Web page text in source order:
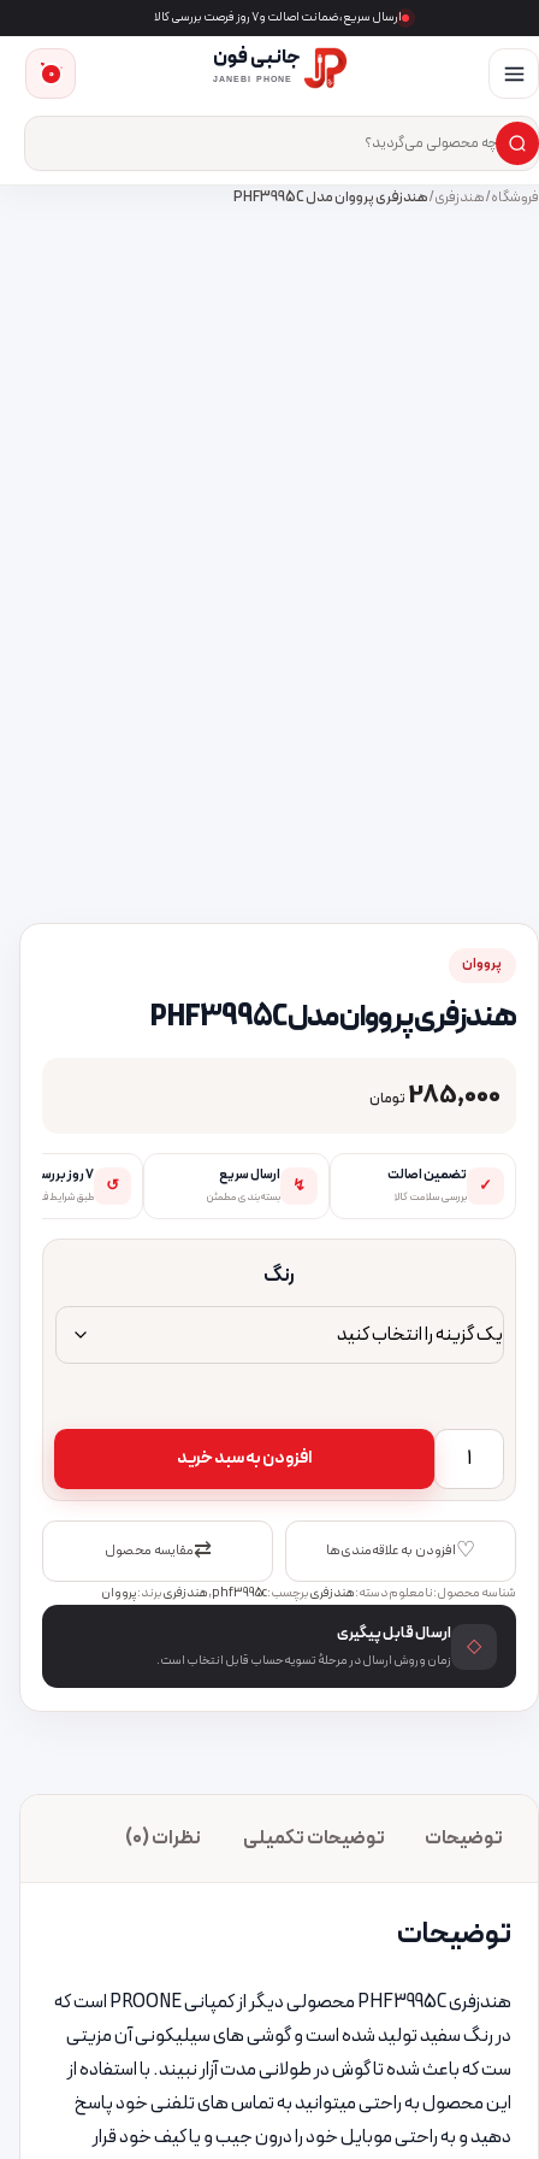
ارسال سریع، ضمانت اصالت و ۷ روز فرصت بررسی کالا
جانبی فون
JANEBI PHONE
جست‌وجوی محصول
×
0
فروشگاه/هندزفری/هندزفری پرووان مدل PHF3995C
پرووان
هندزفری پرووان مدل PHF3995C
285,000 تومان
✓ تضمین اصالت
بررسی سلامت کالا
↯ ارسال سریع
بسته‌بندی مطمئن
↺ ۷ روز بررسی
طبق شرایط فروشگاه
رنگ
هندزفری پرووان مدل PHF3995C عدد افزودن به سبد خرید
♡افزودن به علاقه‌مندی‌ها ⇄مقایسه محصول
شناسه محصول:نامعلومدسته:هندزفریبرچسب:phf3995c
,هندزفریبرند:پرووان
◇ ارسال قابل پیگیری
زمان و روش ارسال در مرحلهٔ تسویه‌حساب قابل انتخاب است.
توضیحات توضیحات تکمیلی نظرات (0)
توضیحات
هندزفری PHF3995C محصولی دیگر از کمپانی PROONE است که
در رنگ سفید تولید شده است و گوشی های سیلیکونی آن مزیتی
ست که باعث شده تا گوش در طولانی مدت آزار نبیند. با استفاده از
این محصول به راحتی میتوانید به تماس های تلفنی خود پاسخ
دهید و به راحتی موبایل خود را درون جیب و یا کیف خود قرار